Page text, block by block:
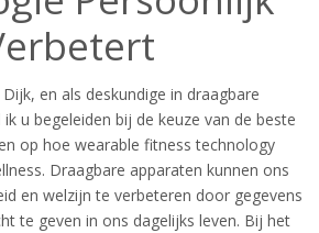
en als deskundige in draagbare
u begeleiden bij de keuze van de beste
op hoe wearable fitness technology
Draagbare apparaten kunnen ons
en welzijn te verbeteren door gegevens
te geven in ons dagelijks leven. Bij het